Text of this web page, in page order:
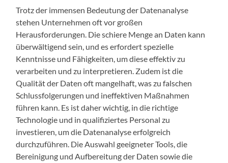
Trotz der immensen Bedeutung der Datenanalyse
stehen Unternehmen oft vor großen
Herausforderungen. Die schiere Menge an Daten kann
überwältigend sein, und es erfordert spezielle
Kenntnisse und Fähigkeiten, um diese effektiv zu
verarbeiten und zu interpretieren. Zudem ist die
Qualität der Daten oft mangelhaft, was zu falschen
Schlussfolgerungen und ineffektiven Maßnahmen
führen kann. Es ist daher wichtig, in die richtige
Technologie und in qualifiziertes Personal zu
investieren, um die Datenanalyse erfolgreich
durchzuführen. Die Auswahl geeigneter Tools, die
Bereinigung und Aufbereitung der Daten sowie die